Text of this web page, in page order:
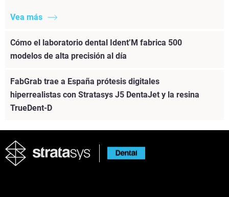
Vea más
Cómo el laboratorio dental Ident’M fabrica 500
modelos de alta precisión al día
FabGrab trae a España prótesis digitales
hiperrealistas con Stratasys J5 DentaJet y la resina
TrueDent-D